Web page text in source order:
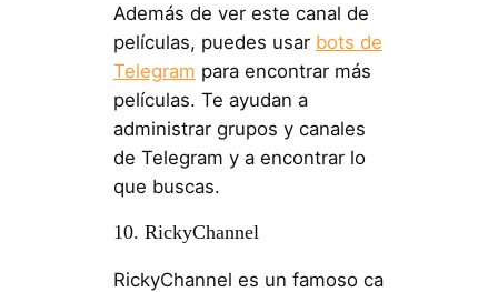
Además de ver este canal de
películas, puedes usar bots de
Telegram para encontrar más
películas. Te ayudan a
administrar grupos y canales
de Telegram y a encontrar lo
que buscas.
10. RickyChannel
RickyChannel es un famoso ca